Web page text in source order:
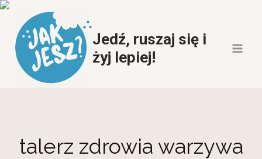
Przeskocz
treści
Jedź, ruszaj się i
żyj lepiej!
talerz zdrowia warzywa